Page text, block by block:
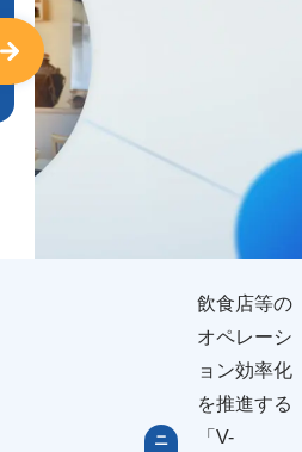
ニ
飲食店等の
オペレーシ
ョン効率化
を推進する
「V-